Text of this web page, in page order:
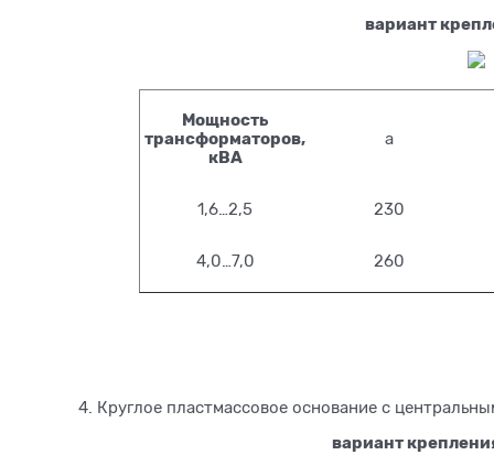
вариант
Мощность
трансформаторов,
кВА
a
1,6…2,5 230
4,0…7,0 260
4. Круглое пластмассовое основание с
вариант